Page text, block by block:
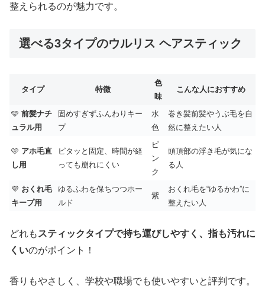
整えられるのが魅力です。
選べる3タイプのウルリス ヘアスティック
タイプ 特徴
色
味
こんな人におすすめ
🩵 前髪ナチ
ュラル用
固めすぎずふんわりキー
プ
水
色
巻き髪前髪やうぶ毛を自
然に整えたい人
🩷 アホ毛直
し用
ピタッと固定、時間が経
っても崩れにくい
ピ
ン
ク
頭頂部の浮き毛が気にな
る人
💜 おくれ毛
キープ用
ゆるふわを保ちつつホー
ルド
紫
おくれ毛を“ゆるかわ”に
整えたい人
どれも スティックタイプで持ち運びしやすく、指も汚れに
くいのがポイント！
香りもやさしく、学校や職場でも使いやすいと評判です。